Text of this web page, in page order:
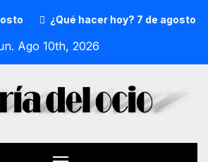
¿Qué hacer hoy? 7 de agosto
Ago 10th, 2026